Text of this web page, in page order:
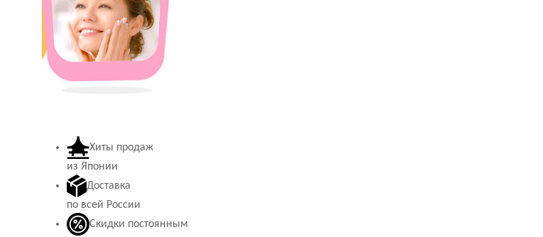
Хиты продаж
из Японии
Доставка
по всей России
Скидки постоянным